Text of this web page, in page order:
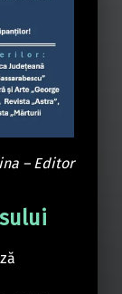
– Editor